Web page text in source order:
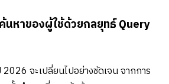
นหาของผู้ใช้ด้วยกลยุทธ์ Query
จะเปลี่ยนไปอย่างชัดเจน จากการ